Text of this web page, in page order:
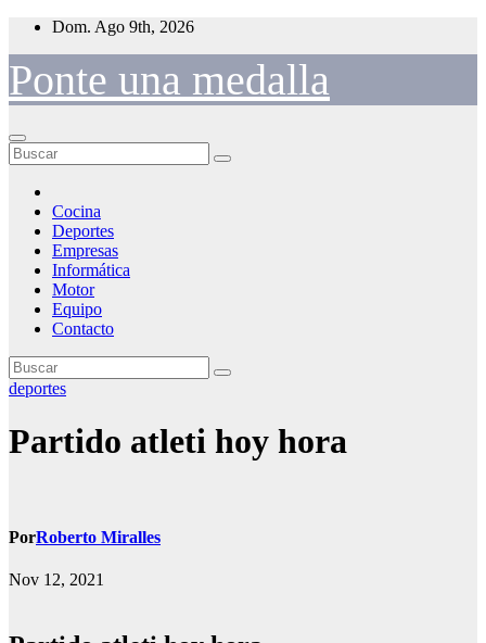
Saltar
contenido
Dom. Ago 9th, 2026
Ponte una medalla
Cocina
Deportes
Empresas
Informática
Motor
Equipo
Contacto
deportes
Partido atleti hoy hora
PorRoberto Miralles
Nov 12, 2021